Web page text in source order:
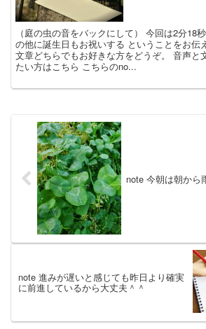
（庭の虫の音をバックにして） 今回は2分18
の他に誕生日もお祝いする ということをお伝
文章どちらでもお好きな方をどうぞ。 音声と
たい方はこちら こちらのno...
note 今朝は朝から
note 進みが遅いと感じても昨日より確実
に前進しているから大丈夫＾＾